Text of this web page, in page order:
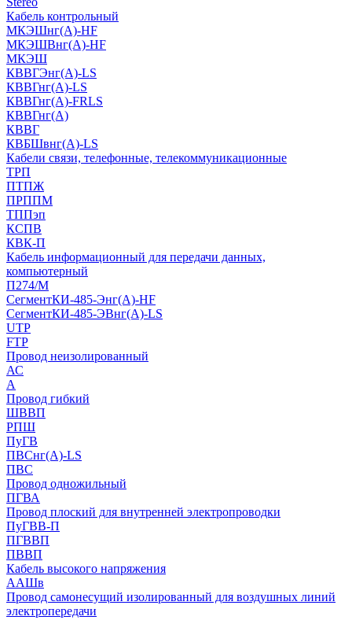
Кабель контрольный
МКЭШнг(A)-HF
МКЭШВнг(А)-HF
МКЭШ
КВВГЭнг(А)-LS
КВВГнг(А)-LS
КВВГнг(А)-FRLS
КВВГнг(А)
КВВГ
КВБШвнг(А)-LS
Кабели связи, телефонные, телекоммуникационные
ТРП
ПТПЖ
ПРППМ
ТППэп
КСПВ
КВК-П
Кабель информационный для передачи данных,
компьютерный
П274/М
СегментКИ-485-Энг(А)-HF
СегментКИ-485-ЭВнг(А)-LS
UTP
FTP
Провод неизолированный
АС
А
Провод гибкий
ШВВП
РПШ
ПуГВ
ПВСнг(А)-LS
ПВС
Провод одножильный
ПГВА
Провод плоский для внутренней электропроводки
ПуГВВ-П
ПГВВП
ПВВП
Кабель высокого напряжения
ААШв
Провод самонесущий изолированный для воздушных линий
электропередачи